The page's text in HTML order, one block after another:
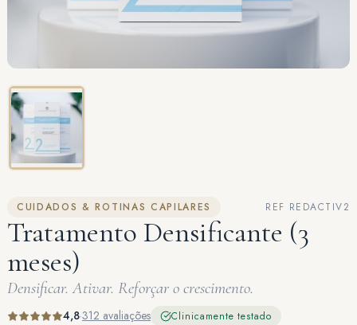
CUIDADOS & ROTINAS CAPILARES REF REDACTIV2
Tratamento Densificante (3
meses)
Densificar. Ativar. Reforçar o crescimento.
4,8·312 avaliações Clinicamente testado